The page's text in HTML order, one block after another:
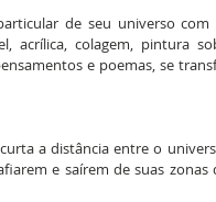
de seu universo com
acrílica, colagem, pintura
e poemas, se
a distância entre o
e saírem de suas